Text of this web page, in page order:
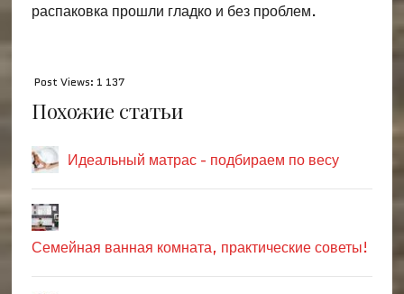
распаковка прошли гладко и без проблем.
Post Views: 1 137
Похожие статьи
Идеальный матрас - подбираем по весу
Семейная ванная комната, практические советы!